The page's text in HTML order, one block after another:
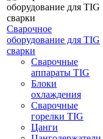
Сварочное
оборудование для TIG
сварки
Сварочные
аппараты TIG
Блоки
охлаждения
Сварочные
горелки TIG
Цанги